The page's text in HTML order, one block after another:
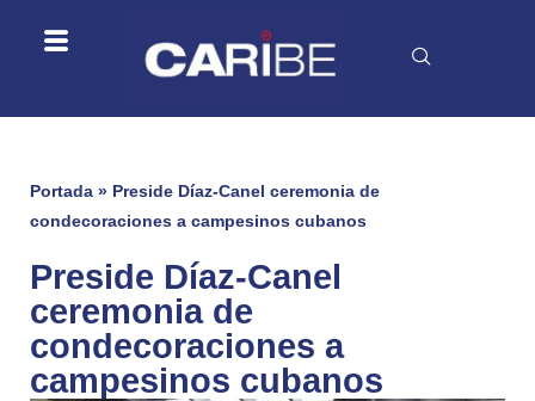
Portada » Preside Díaz-Canel ceremonia de
condecoraciones a campesinos cubanos
Preside Díaz-Canel
ceremonia de
condecoraciones a
campesinos cubanos